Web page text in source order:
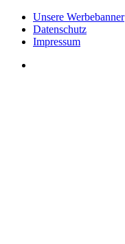
Unsere Werbebanner
Datenschutz
Impressum